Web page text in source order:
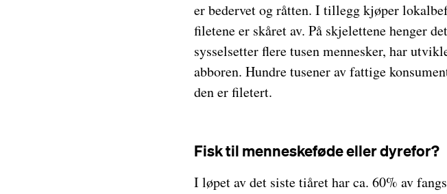
er bedervet og råtten. I tillegg kjøper
filetene er skåret av. På skjelettene henger
sysselsetter flere tusen mennesker, har
abboren. Hundre tusener av fattige
den er filetert.
Fisk til menneskeføde eller dyrefor?
I løpet av det siste tiåret har ca. 60% av